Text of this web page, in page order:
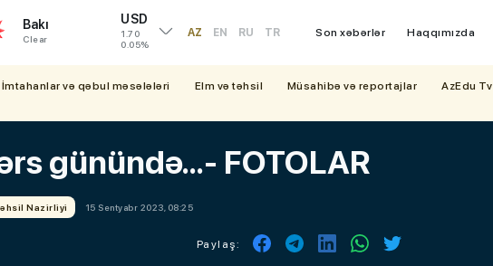
Bakı
Clear
USD
1.70
0.05%
AZ EN RU TR Son xəbərlər Haqqımızda
İmtahanlar və qəbul məsələləri Elm və təhsil Müsahibə və reportajlar AzEdu Tv
günündə...- FOTOLAR
Nazirliyi 15 Sentyabr 2023, 08:25
Paylaş: